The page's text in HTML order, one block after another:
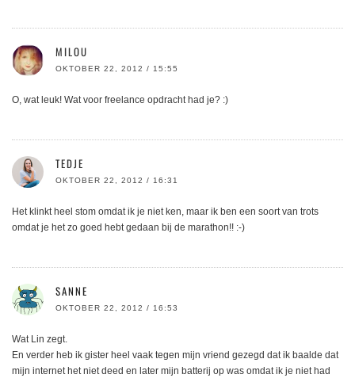
MILOU
OKTOBER 22, 2012 / 15:55
O, wat leuk! Wat voor freelance opdracht had je? :)
TEDJE
OKTOBER 22, 2012 / 16:31
Het klinkt heel stom omdat ik je niet ken, maar ik ben een soort van trots
omdat je het zo goed hebt gedaan bij de marathon!! :-)
SANNE
OKTOBER 22, 2012 / 16:53
Wat Lin zegt.
En verder heb ik gister heel vaak tegen mijn vriend gezegd dat ik baalde dat
mijn internet het niet deed en later mijn batterij op was omdat ik je niet had